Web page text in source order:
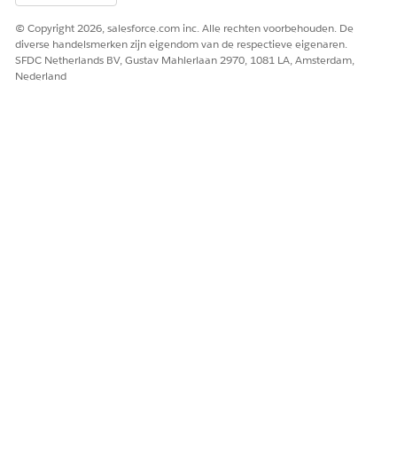
© Copyright 2026, salesforce.com inc. Alle rechten voorbehouden. De
diverse handelsmerken zijn eigendom van de respectieve eigenaren.
SFDC Netherlands BV, Gustav Mahlerlaan 2970, 1081 LA, Amsterdam,
Nederland